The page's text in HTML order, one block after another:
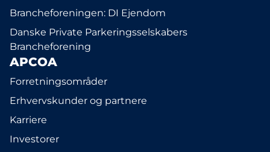
Brancheforeningen: DI Ejendom
Danske Private Parkeringsselskabers
Brancheforening
APCOA
Forretningsområder
Erhvervskunder og partnere
Karriere
Investorer